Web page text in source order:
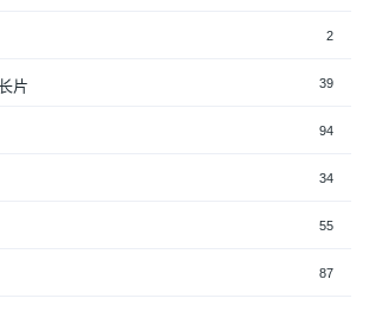
2
片 39
94
34
55
87